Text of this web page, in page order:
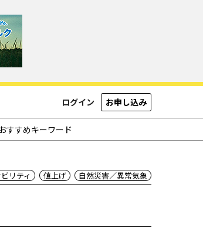
ログイン お申し込み
おすすめキーワード
リティ 値上げ 自然災害／異常気象